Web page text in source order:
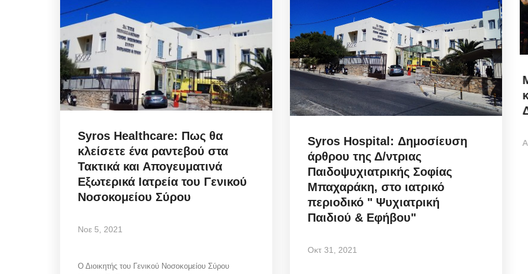
Syros Healthcare: Πως θα
κλείσετε ένα ραντεβού στα
Τακτικά και Απογευματινά
Εξωτερικά Ιατρεία του Γενικού
Νοσοκομείου Σύρου
Νοε 5, 2021
Ο Διοικητής του Γενικού Νοσοκομείου Σύρου
Syros Hospital: Δημοσίευση
άρθρου της Δ/ντριας
Παιδοψυχιατρικής Σοφίας
Μπαχαράκη, στο ιατρικό
περιοδικό " Ψυχιατρική
Παιδιού & Εφήβου"
Οκτ 31, 2021
Infrastructure Resilience: Πώς
η στρατηγική της ΔΕΥΑΜ
μετατρέπει...
Αυγ 5, 2026
Η πολιτική στρατηγική της ΔΕΥΑΜ μετατρέπει το
αντλιοστάσιο Αλευκάνδρας σε υπόδειγμα...
Municipal Council Mykonos: Η
κομβική ανασυγκρότηση
Διοικήσεων...
Αυγ 7, 2026
Mykonos Ticker | Δημοτικό Συμβούλιο Μυκόνου
07/08/2026: Ψηφοφορία για αναμόρφωση...